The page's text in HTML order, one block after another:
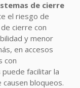
de cierre
el riesgo de
cierre con
y menor
en accesos
con
puede facilitar la
bloqueos.